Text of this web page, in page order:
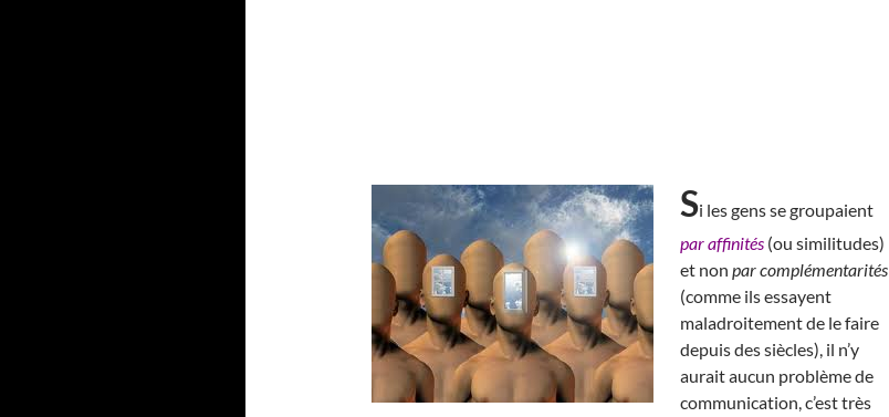
Si les gens se groupaient
par affinités (ou similitudes)
et non par complémentarités
(comme ils essayent
maladroitement de le faire
depuis des siècles), il n’y
aurait aucun problème de
communication, c’est très